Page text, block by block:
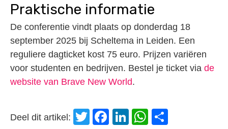
Praktische informatie
De conferentie vindt plaats op donderdag 18
september 2025 bij Scheltema in Leiden. Een
reguliere dagticket kost 75 euro. Prijzen variëren
voor studenten en bedrijven. Bestel je ticket via de
website van Brave New World.
Deel dit artikel: Twitter
Facebook
LinkedIn
WhatsApp